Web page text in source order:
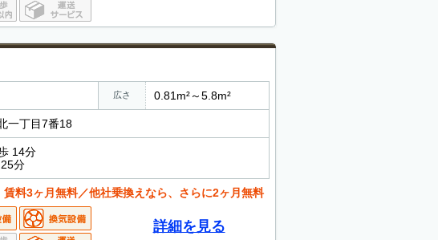
広さ 0.81m²～5.8m²
一丁目7番18
14分
分
料3ヶ月無料／他社乗換えなら、さらに2ヶ月無料
詳細を見る